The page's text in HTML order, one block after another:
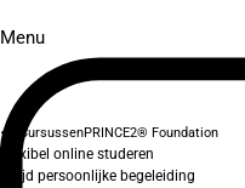
Menu
CursussenPRINCE2® Foundation
Flexibel online studeren
Altijd persoonlijke begeleiding